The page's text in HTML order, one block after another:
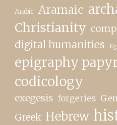
Arabic Aramaic
Christianity
digital humanities
epigraphy
codicology
exegesis forgeries
Greek Hebrew